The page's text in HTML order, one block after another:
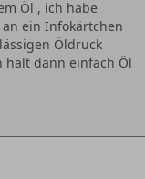
help ensure
entering the
performance.
Öl , ich habe
ein Infokärtchen
Öldruck
halt dann einfach Öl